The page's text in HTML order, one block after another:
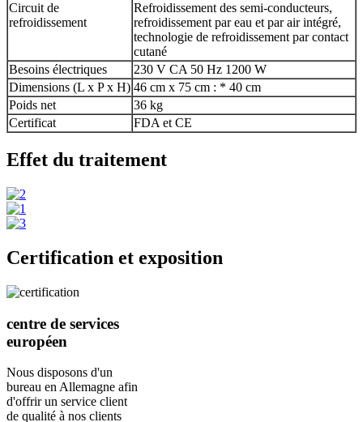
Circuit de
refroidissement
Refroidissement des semi-conducteurs,
refroidissement par eau et par air intégré,
technologie de refroidissement par contact
cutané
Besoins électriques
230 V CA 50 Hz 1200 W
Dimensions (L x P x H) 46 cm x 75 cm : * 40 cm
Poids net
36 kg
Certificat
FDA et CE
Effet du traitement
Certification et exposition
centre de services
européen
Nous disposons d'un
bureau en Allemagne afin
d'offrir un service client
de qualité à nos clients